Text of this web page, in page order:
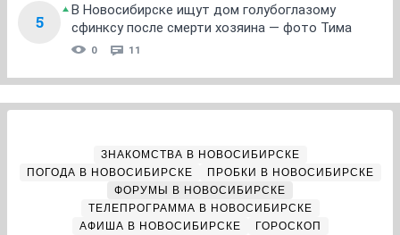
5
В Новосибирске ищут дом голубоглазому
сфинксу после смерти хозяина — фото Тима
0 11
ЗНАКОМСТВА В НОВОСИБИРСКЕ
ПОГОДА В НОВОСИБИРСКЕ
ПРОБКИ В НОВОСИБИРСКЕ
ФОРУМЫ В НОВОСИБИРСКЕ
ТЕЛЕПРОГРАММА В НОВОСИБИРСКЕ
АФИША В НОВОСИБИРСКЕ
ГОРОСКОП